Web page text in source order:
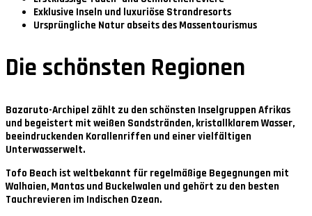
Exklusive Inseln und luxuriöse Strandresorts
Ursprüngliche Natur abseits des Massentourismus
Die schönsten Regionen
Bazaruto-Archipel zählt zu den schönsten Inselgruppen Afrikas
und begeistert mit weißen Sandstränden, kristallklarem Wasser,
beeindruckenden Korallenriffen und einer vielfältigen
Unterwasserwelt.
Tofo Beach ist weltbekannt für regelmäßige Begegnungen mit
Walhaien, Mantas und Buckelwalen und gehört zu den besten
Tauchrevieren im Indischen Ozean.